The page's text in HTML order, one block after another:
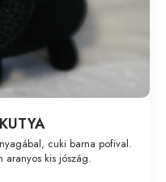
cuki barna pofival.
aranyos kis jószág.